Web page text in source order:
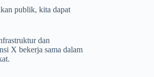
publik, kita dapat
dan
X bekerja sama dalam